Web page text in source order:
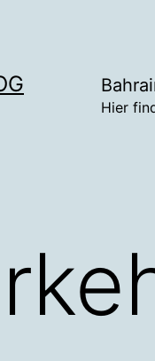
Hier